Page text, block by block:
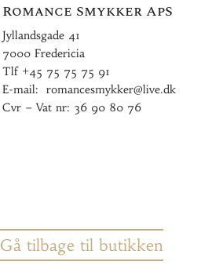
Romance Smykker ApS
Jyllandsgade 41
7000 Fredericia
Tlf +45 75 75 75 91
E-mail:romancesmykker@live.dk
Cvr – Vat nr: 36 90 80 76
Gå tilbage til butikken